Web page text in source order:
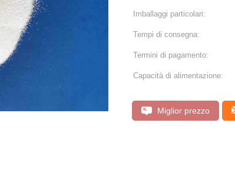
Imballaggi particolari:
Tempi di consegna:
Termini di pagamento:
Capacità di alimentazione:
Miglior prezzo